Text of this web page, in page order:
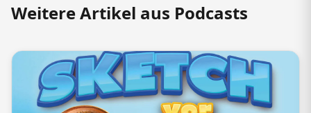
Weitere Artikel aus Podcasts